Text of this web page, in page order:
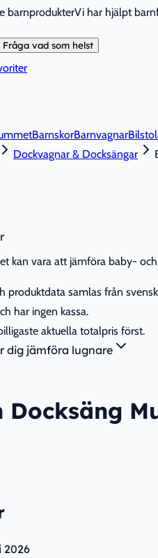
barnprodukterVi har hjälpt
Fråga vad som helst
BarnskorBarnvagnar
Dockvagnar & Docksängar
kan vara att jämföra baby-
produktdata samlas från
har ingen kassa.
aktuella totalpris först.
dig jämföra lugnare
Docksäng
2026